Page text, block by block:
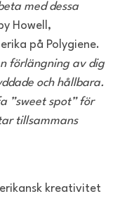
med dessa
Howell,
på Polygiene.
förlängning av dig
och hållbara.
”sweet spot” för
tillsammans
kreativitet